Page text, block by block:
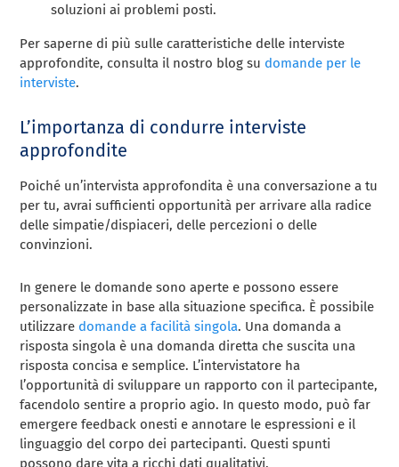
soluzioni ai problemi posti.
Per saperne di più sulle caratteristiche delle interviste
approfondite, consulta il nostro blog su domande per le
interviste.
L’importanza di condurre interviste
approfondite
Poiché un’intervista approfondita è una conversazione a tu
per tu, avrai sufficienti opportunità per arrivare alla radice
delle simpatie/dispiaceri, delle percezioni o delle
convinzioni.
In genere le domande sono aperte e possono essere
personalizzate in base alla situazione specifica. È possibile
utilizzare domande a facilità singola. Una domanda a
risposta singola è una domanda diretta che suscita una
risposta concisa e semplice. L’intervistatore ha
l’opportunità di sviluppare un rapporto con il partecipante,
facendolo sentire a proprio agio. In questo modo, può far
emergere feedback onesti e annotare le espressioni e il
linguaggio del corpo dei partecipanti. Questi spunti